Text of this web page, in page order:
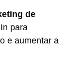
de
para
e aumentar a